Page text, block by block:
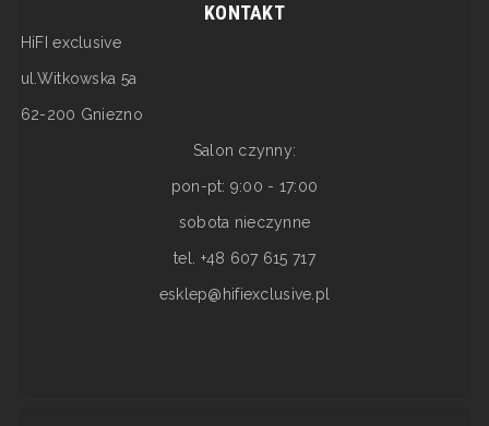
KONTAKT
HiFI exclusive
ul.Witkowska 5a
62-200 Gniezno
Salon czynny:
pon-pt: 9:00 - 17:00
sobota nieczynne
tel. +48 607 615 717
esklep@hifiexclusive.pl